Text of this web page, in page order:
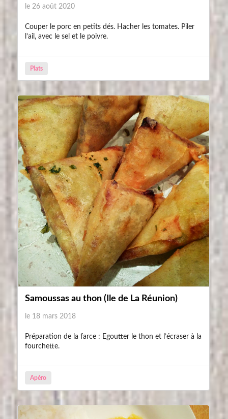
le 26 août 2020
Couper le porc en petits dés. Hacher les tomates. Piler
l’ail, avec le sel et le poivre.
Plats
Samoussas au thon (Ile de La Réunion)
le 18 mars 2018
Préparation de la farce : Egoutter le thon et l’écraser à la
fourchette.
Apéro